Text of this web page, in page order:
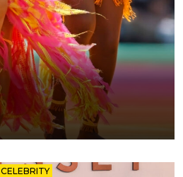
CELEBRITY